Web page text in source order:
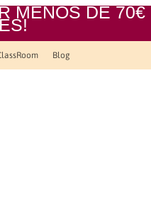
MENOS DE 70€
Blog